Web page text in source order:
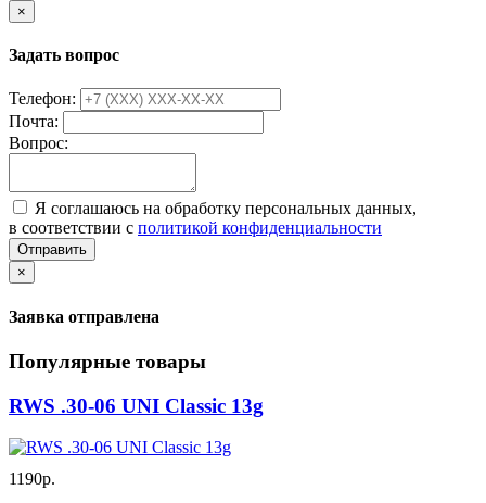
×
Задать вопрос
Телефон:
Почта:
Вопрос:
Я соглашаюсь на обработку персональных данных,
в соответствии с политикой конфиденциальности
Отправить
×
Заявка отправлена
Популярные товары
RWS .30-06 UNI Classic 13g
1190р.